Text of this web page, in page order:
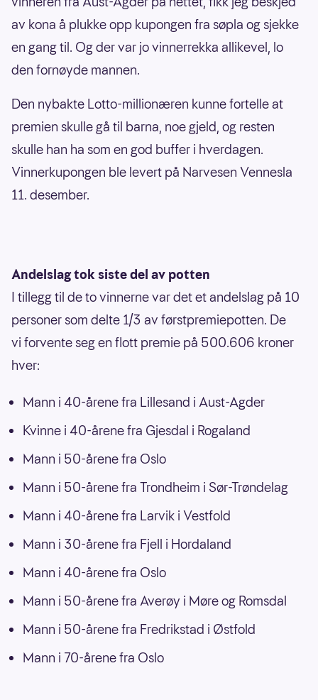
av kona å plukke opp kupongen fra søpla og sjekke
en gang til. Og der var jo vinnerrekka allikevel, lo
den fornøyde mannen.
Den nybakte Lotto-millionæren kunne fortelle at
premien skulle gå til barna, noe gjeld, og resten
skulle han ha som en god buffer i hverdagen.
Vinnerkupongen ble levert på Narvesen Vennesla
11. desember.
Andelslag tok siste del av potten
I tillegg til de to vinnerne var det et andelslag på 10
personer som delte 1/3 av førstpremiepotten. De
vi forvente seg en flott premie på 500.606 kroner
hver:
Mann i 40-årene fra Lillesand i Aust-Agder
Kvinne i 40-årene fra Gjesdal i Rogaland
Mann i 50-årene fra Oslo
Mann i 50-årene fra Trondheim i Sør-Trøndelag
Mann i 40-årene fra Larvik i Vestfold
Mann i 30-årene fra Fjell i Hordaland
Mann i 40-årene fra Oslo
Mann i 50-årene fra Averøy i Møre og Romsdal
Mann i 50-årene fra Fredrikstad i Østfold
Mann i 70-årene fra Oslo